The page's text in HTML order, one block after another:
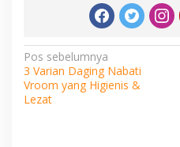
Navigasi
pos
Pos sebelumnya
3 Varian Daging Nabati
Vroom yang Higienis &
Lezat